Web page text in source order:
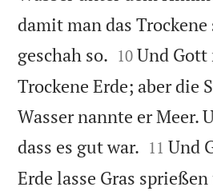
damit man das Trockene
geschah so. 

10 Und Gott
Trockene Erde; aber die
Wasser nannte er Meer.
dass es gut war. 

11 Und
Erde lasse Gras